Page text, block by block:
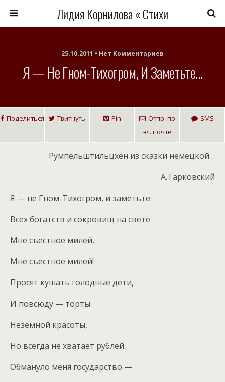
Лидия Корнилова « Стихи
25.10.2011 • Нет Комментариев
Я — Не Гном-Тихогром, И Заметьте…
Поделиться Твитнуть Pin
Отпр. по
эл. почте
SMS
Румпельштильцхен из сказки немецкой…
А.Тарковский
Я — не Гном-Тихогром, и заметьте:
Всех богатств и сокровищ на свете
Мне съестное милей,
Мне съестное милей!
Просят кушать голодные дети,
И повсюду — торты
Неземной красоты,
Но всегда не хватает рублей.
Обмануло меня государство —